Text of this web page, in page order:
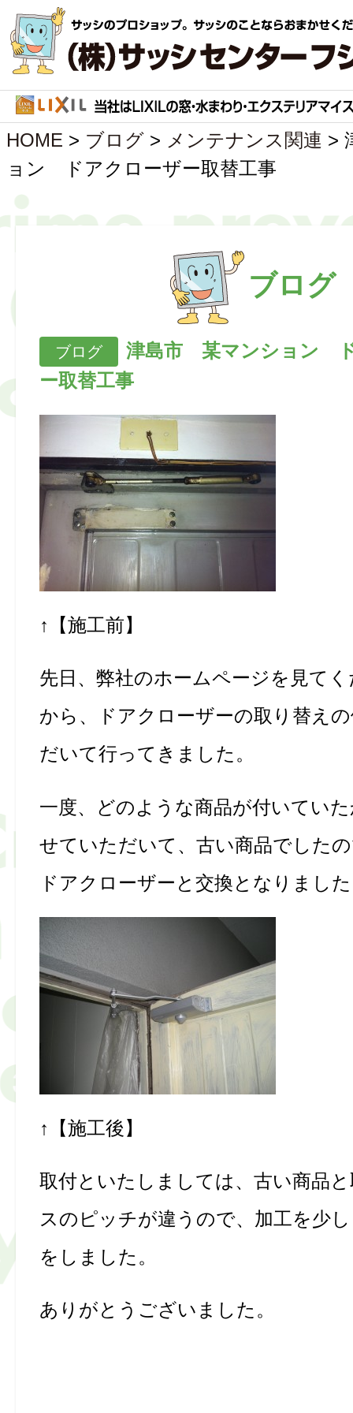
HOME > ブログ > メンテナンス関連 >
ョン ドアクローザー取替工事
ブログ
ブログ
津島市 某マンション
ー取替工事
↑【施工前】
先日、弊社のホームページを見て
から、ドアクローザーの取り替え
だいて行ってきました。
一度、どのような商品が付いてい
せていただいて、古い商品でした
ドアクローザーと交換となりまし
↑【施工後】
取付といたしましては、古い商品
スのピッチが違うので、加工を少
をしました。
ありがとうございました。